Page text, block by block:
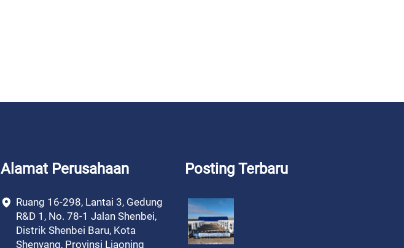
Alamat Perusahaan
Ruang 16-298, Lantai 3, Gedung
R&D 1, No. 78-1 Jalan Shenbei,
Distrik Shenbei Baru, Kota
Shenyang, Provinsi Liaoning
Posting Terbaru